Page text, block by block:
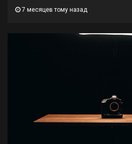
7 месяцев тому назад